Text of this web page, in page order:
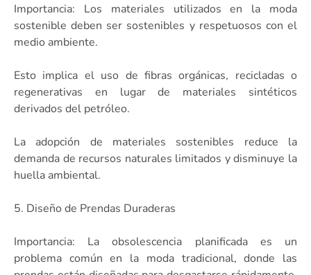
Importancia: Los materiales utilizados en la moda
sostenible deben ser sostenibles y respetuosos con el
medio ambiente.
Esto implica el uso de fibras orgánicas, recicladas o
regenerativas en lugar de materiales sintéticos
derivados del petróleo.
La adopción de materiales sostenibles reduce la
demanda de recursos naturales limitados y disminuye la
huella ambiental.
5. Diseño de Prendas Duraderas
Importancia: La obsolescencia planificada es un
problema común en la moda tradicional, donde las